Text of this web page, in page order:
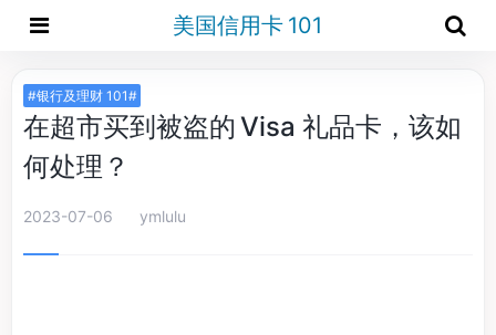
美国信用卡 101
#银行及理财 101#
在超市买到被盗的 Visa 礼品卡，该如
何处理？
2023-07-06 ymlulu